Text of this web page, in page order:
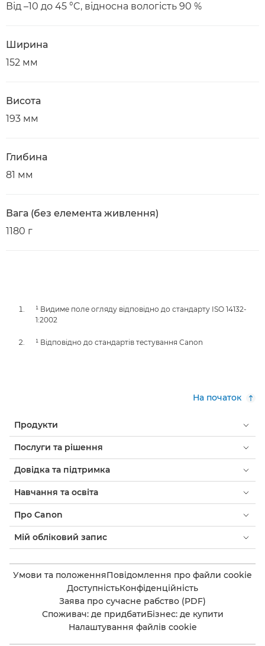
Від –10 до 45 °C, відносна вологість 90 %
Ширина
152 мм
Висота
193 мм
Глибина
81 мм
Вага (без елемента живлення)
1180 г
¹ Видиме поле огляду відповідно до стандарту ISO 14132-
1:2002
¹ Відповідно до стандартів тестування Canon
На початок
Продукти
Послуги та рішення
Довідка та підтримка
Навчання та освіта
Про Canon
Мій обліковий запис
Умови та положенняПовідомлення про файли cookie
ДоступністьКонфіденційність
Заява про сучасне рабство (PDF)
Споживач: де придбатиБізнес: де купити
Налаштування файлів cookie